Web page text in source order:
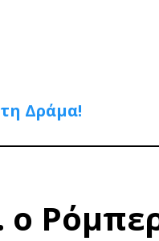
Δράμα!
ο